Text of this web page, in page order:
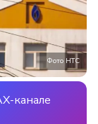
Фото НТС
канале